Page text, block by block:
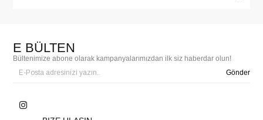
E BÜLTEN
Bültenimize abone olarak kampanyalarımızdan ilk siz haberdar olun!
Gönder